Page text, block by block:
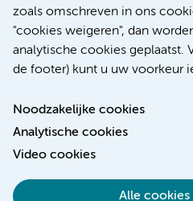
zoals omschreven in ons
"cookies weigeren", dan
analytische cookies geplaatst.
de footer) kunt u uw voorkeur
Noodzakelijke cookies
Analytische cookies
Video cookies
Alle cookies
Toegankelijkheidsverklaring